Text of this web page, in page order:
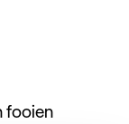
fooien